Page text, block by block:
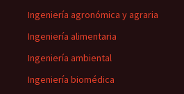
Ingeniería agronómica y agraria
Ingeniería alimentaria
Ingeniería ambiental
Ingeniería biomédica